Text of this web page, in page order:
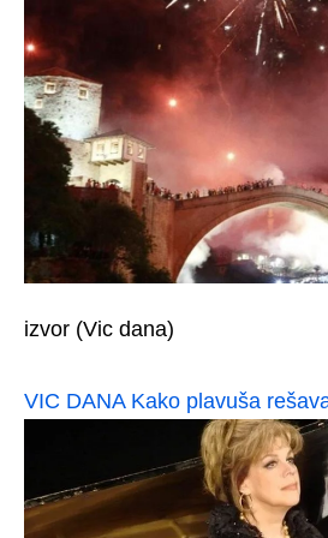
izvor (Vic dana)
VIC DANA Kako plavuša